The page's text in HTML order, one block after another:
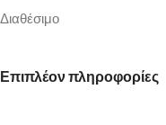
Διαθέσιμο
Επιπλέον πληροφορίες